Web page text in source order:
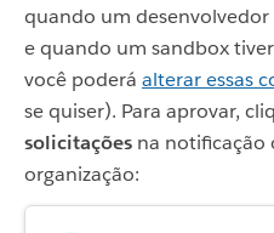
quando um
e quando um sandbox
você poderá alterar essas
se quiser). Para aprovar,
solicitações na notificação
organização: